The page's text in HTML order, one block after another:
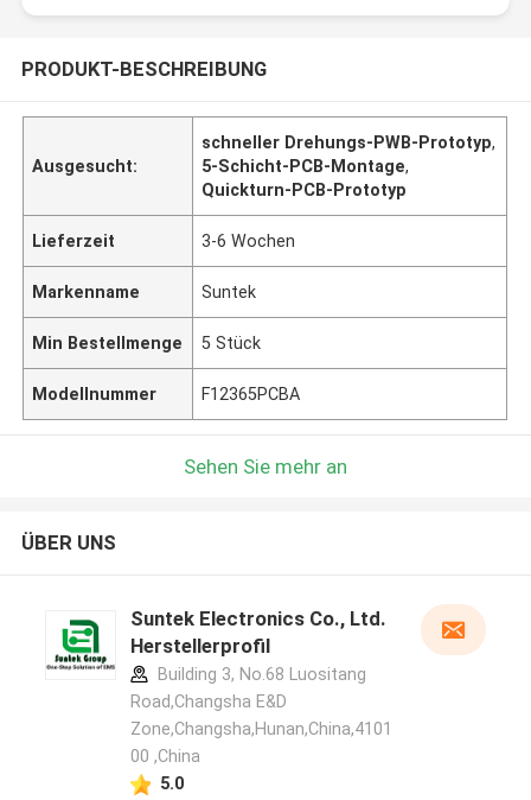
PRODUKT-BESCHREIBUNG
Ausgesucht:
schneller Drehungs-PWB-Prototyp,
5-Schicht-PCB-Montage,
Quickturn-PCB-Prototyp
Lieferzeit 3-6 Wochen
Markenname Suntek
Min Bestellmenge 5 Stück
Modellnummer F12365PCBA
Sehen Sie mehr an
ÜBER UNS
Suntek Electronics Co., Ltd.
Herstellerprofil
Building 3, No.68 Luositang
Road,Changsha E&D
Zone,Changsha,Hunan,China,4101
00 ,China
5.0